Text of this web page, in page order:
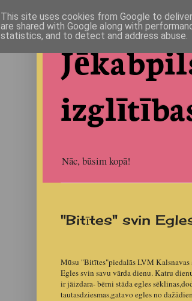
Nāc, būsim kopā!
"Bitītes" svin
Mūsu "Bitītes"piedalās LVM
Egles svin savu vārda dienu. Katru
ir jāizdara- bērni stāda egles
tautasdziesmas,gatavo egles no
This site uses cookies from Google to
are shared with Google along with
statistics, and to detect and address abuse.